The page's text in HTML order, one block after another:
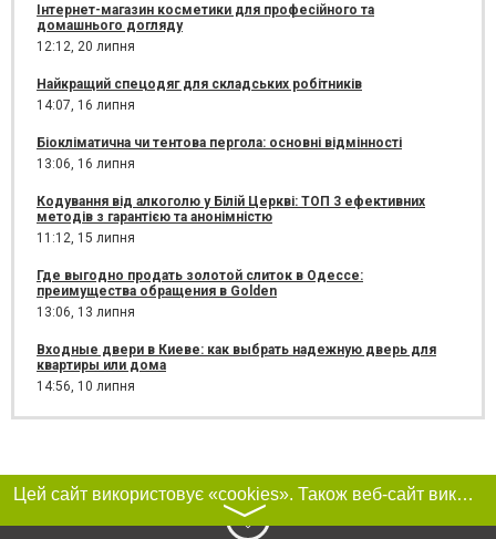
Інтернет-магазин косметики для професійного та
домашнього догляду
12:12, 20 липня
Найкращий спецодяг для складських робітників
14:07, 16 липня
Біокліматична чи тентова пергола: основні відмінності
13:06, 16 липня
Кодування від алкоголю у Білій Церкві: ТОП 3 ефективних
методів з гарантією та анонімністю
11:12, 15 липня
Где выгодно продать золотой слиток в Одессе:
преимущества обращения в Golden
13:06, 13 липня
Входные двери в Киеве: как выбрать надежную дверь для
квартиры или дома
14:56, 10 липня
Цей сайт використовує «cookies». Також веб-сайт використовує інтернет-сервіс для збору технічних даних стосовно відвідувачів з метою отримання маркетингової та статистичної інформації. Умови обробки даних відвідувачів сайту див.
〉